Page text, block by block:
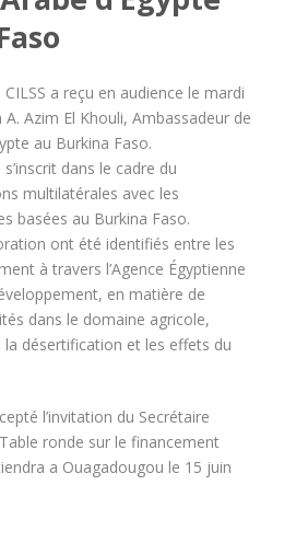
a reçu en audience le mardi
Azim El Khouli, Ambassadeur de
au Burkina Faso.
dans le cadre du
multilatérales avec les
basées au Burkina Faso.
ont été identifiés entre les
à travers l’Agence Égyptienne
en matière de
dans le domaine agricole,
la désertification et les effets du
l’invitation du Secrétaire
ronde sur le financement
a Ouagadougou le 15 juin